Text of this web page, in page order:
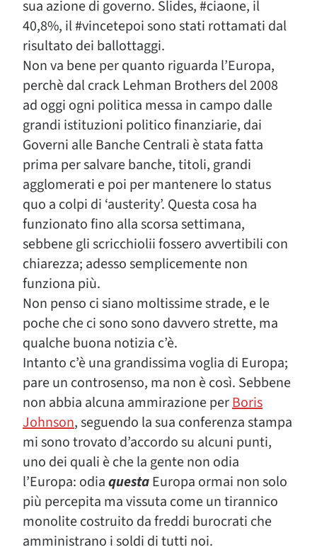
sua azione di governo. Slides, #ciaone, il
40,8%, il #vincetepoi sono stati rottamati dal
risultato dei ballottaggi.
Non va bene per quanto riguarda l’Europa,
perchè dal crack Lehman Brothers del 2008
ad oggi ogni politica messa in campo dalle
grandi istituzioni politico finanziarie, dai
Governi alle Banche Centrali è stata fatta
prima per salvare banche, titoli, grandi
agglomerati e poi per mantenere lo status
quo a colpi di ‘austerity’. Questa cosa ha
funzionato fino alla scorsa settimana,
sebbene gli scricchiolii fossero avvertibili con
chiarezza; adesso semplicemente non
funziona più.
Non penso ci siano moltissime strade, e le
poche che ci sono sono davvero strette, ma
qualche buona notizia c’è.
Intanto c’è una grandissima voglia di Europa;
pare un controsenso, ma non è così. Sebbene
non abbia alcuna ammirazione perBoris
Johnson, seguendo la sua conferenza stampa
mi sono trovato d’accordo su alcuni punti,
uno dei quali è che la gente non odia
l’Europa: odiaquestaEuropa ormai non solo
più percepita ma vissuta come un tirannico
monolite costruito da freddi burocrati che
amministrano i soldi di tutti noi.